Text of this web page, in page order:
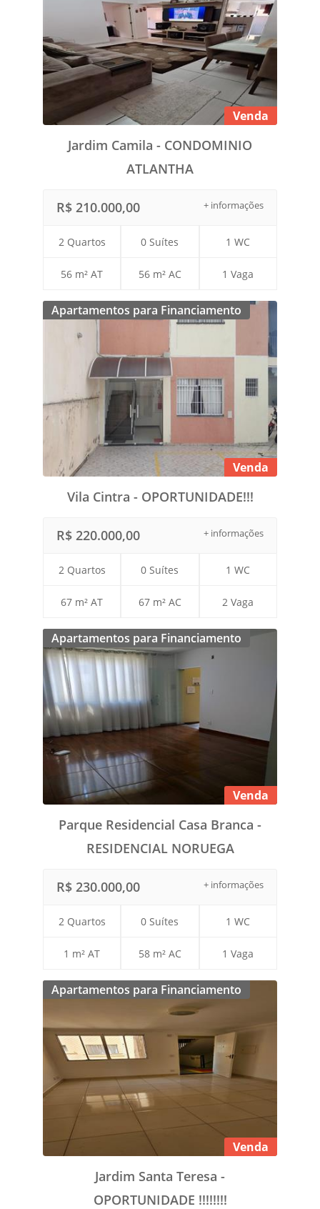
Venda
Jardim Camila - CONDOMINIO
ATLANTHA
+ informações
R$ 210.000,00
2 Quartos 0 Suítes 1 WC
56 m² AT 56 m² AC 1 Vaga
Apartamentos para Financiamento
Venda
Vila Cintra - OPORTUNIDADE!!!
+ informações
R$ 220.000,00
2 Quartos 0 Suítes 1 WC
67 m² AT 67 m² AC 2 Vaga
Apartamentos para Financiamento
Venda
Parque Residencial Casa Branca -
RESIDENCIAL NORUEGA
+ informações
R$ 230.000,00
2 Quartos 0 Suítes 1 WC
1 m² AT 58 m² AC 1 Vaga
Apartamentos para Financiamento
Venda
Jardim Santa Teresa -
OPORTUNIDADE !!!!!!!!